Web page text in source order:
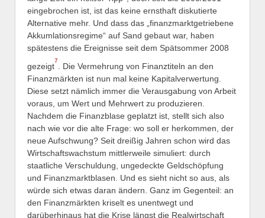
eingebrochen ist, ist das keine ernsthaft diskutierte
Alternative mehr. Und dass das „finanzmarktgetriebene
Akkumlationsregime“ auf Sand gebaut war, haben
spätestens die Ereignisse seit dem Spätsommer 2008
gezeigt
7
. Die Vermehrung von Finanztiteln an den
Finanzmärkten ist nun mal keine Kapitalverwertung.
Diese setzt nämlich immer die Verausgabung von Arbeit
voraus, um Wert und Mehrwert zu produzieren.
Nachdem die Finanzblase geplatzt ist, stellt sich also
nach wie vor die alte Frage: wo soll er herkommen, der
neue Aufschwung? Seit dreißig Jahren schon wird das
Wirtschaftswachstum mittlerweile simuliert: durch
staatliche Verschuldung, ungedeckte Geldschöpfung
und Finanzmarktblasen. Und es sieht nicht so aus, als
würde sich etwas daran ändern. Ganz im Gegenteil: an
den Finanzmärkten kriselt es unentwegt und
darüberhinaus hat die Krise längst die Realwirtschaft